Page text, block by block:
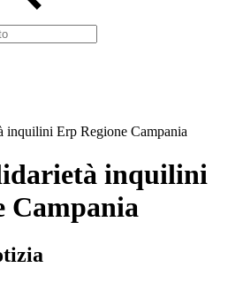
inquilini Erp Regione Campania
inquilini
Campania